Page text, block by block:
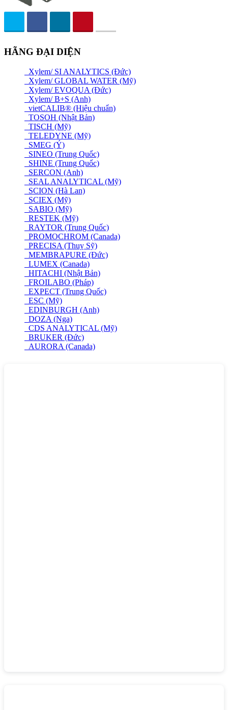
HÃNG ĐẠI DIỆN
Xylem/ SI ANALYTICS (Đức)
Xylem/ GLOBAL WATER (Mỹ)
Xylem/ EVOQUA (Đức)
Xylem/ B+S (Anh)
vietCALIB® (Hiệu chuẩn)
TOSOH (Nhật Bản)
TISCH (Mỹ)
TELEDYNE (Mỹ)
SMEG (Ý)
SINEO (Trung Quốc)
SHINE (Trung Quốc)
SERCON (Anh)
SEAL ANALYTICAL (Mỹ)
SCION (Hà Lan)
SCIEX (Mỹ)
SABIO (Mỹ)
RESTEK (Mỹ)
RAYTOR (Trung Quốc)
PROMOCHROM (Canada)
PRECISA (Thuỵ Sỹ)
MEMBRAPURE (Đức)
LUMEX (Canada)
HITACHI (Nhật Bản)
FROILABO (Pháp)
EXPECT (Trung Quốc)
ESC (Mỹ)
EDINBURGH (Anh)
DOZA (Nga)
CDS ANALYTICAL (Mỹ)
BRUKER (Đức)
AURORA (Canada)